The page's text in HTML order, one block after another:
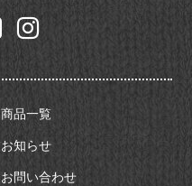
商品一覧
お知らせ
お問い合わせ